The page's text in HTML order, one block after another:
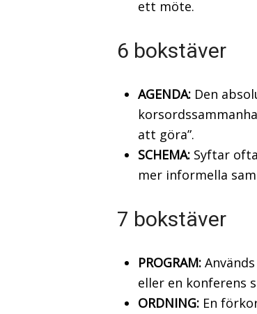
ett möte.
6 bokstäver
AGENDA: Den
att göra”.
SCHEMA: Syftar
mer informella
7 bokstäver
PROGRAM:
eller en konferens
ORDNING: En